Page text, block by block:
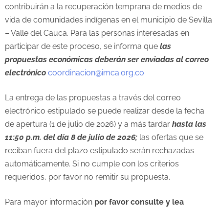
contribuirán a la recuperación temprana de medios de
vida de comunidades indígenas en el municipio de Sevilla
– Valle del Cauca. Para las personas interesadas en
participar de este proceso, se informa que las
propuestas económicas deberán ser enviadas al correo
electrónico coordinacion@imca.org.co
La entrega de las propuestas a través del correo
electrónico estipulado se puede realizar desde la fecha
de apertura (1 de julio de 2026) y a más tardar hasta las
11:50 p.m. del día 8 de julio de 2026; las ofertas que se
reciban fuera del plazo estipulado serán rechazadas
automáticamente. Si no cumple con los criterios
requeridos, por favor no remitir su propuesta.
Para mayor información por favor consulte y lea